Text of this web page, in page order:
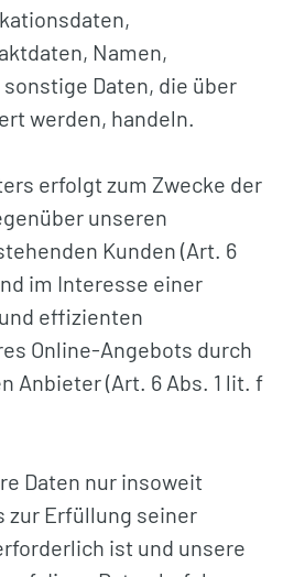
Namen,
Daten, die über
werden, handeln.
erfolgt zum Zwecke der
unseren
Kunden (Art. 6
im Interesse einer
effizienten
Online-Angebots durch
Anbieter (Art. 6 Abs. 1 lit. f
Daten nur insoweit
zur Erfüllung seiner
ist und unsere